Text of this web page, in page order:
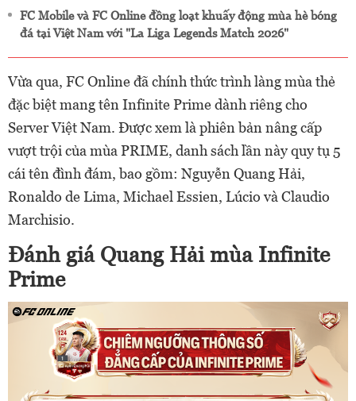
FC Mobile và FC Online đồng loạt khuấy động mùa hè bóng
đá tại Việt Nam với "La Liga Legends Match 2026"
Vừa qua, FC Online đã chính thức trình làng mùa thẻ
đặc biệt mang tên Infinite Prime dành riêng cho
Server Việt Nam. Được xem là phiên bản nâng cấp
vượt trội của mùa PRIME, danh sách lần này quy tụ 5
cái tên đình đám, bao gồm: Nguyễn Quang Hải,
Ronaldo de Lima, Michael Essien, Lúcio và Claudio
Marchisio.
Đánh giá Quang Hải mùa Infinite
Prime